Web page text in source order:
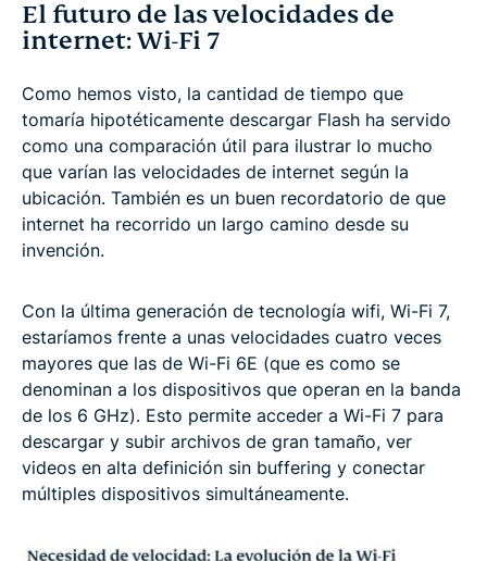
El futuro de las velocidades de
internet: Wi-Fi 7
Como hemos visto, la cantidad de tiempo que
tomaría hipotéticamente descargar Flash ha servido
como una comparación útil para ilustrar lo mucho
que varían las velocidades de internet según la
ubicación. También es un buen recordatorio de que
internet ha recorrido un largo camino desde su
invención.
Con la última generación de tecnología wifi, Wi-Fi 7,
estaríamos frente a unas velocidades cuatro veces
mayores que las de Wi-Fi 6E (que es como se
denominan a los dispositivos que operan en la banda
de los 6 GHz). Esto permite acceder a Wi-Fi 7 para
descargar y subir archivos de gran tamaño, ver
videos en alta definición sin buffering y conectar
múltiples dispositivos simultáneamente.